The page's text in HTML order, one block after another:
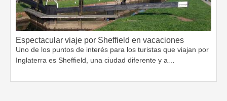
Espectacular viaje por Sheffield en vacaciones
Uno de los puntos de interés para los turistas que viajan por
Inglaterra es Sheffield, una ciudad diferente y a…